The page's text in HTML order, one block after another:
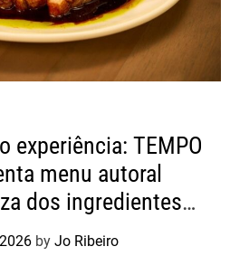
experiência: TEMPO
menu autoral
dos ingredientes
by Jo Ribeiro